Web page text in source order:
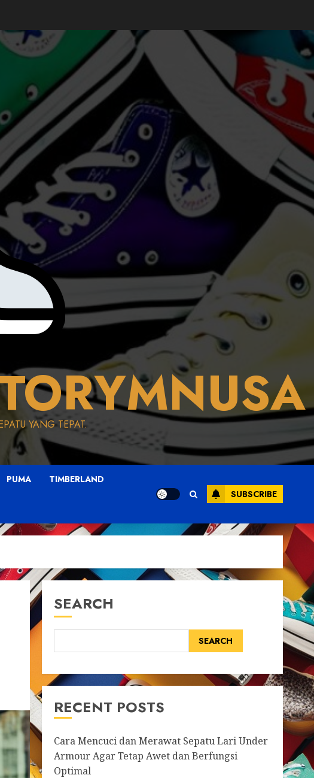
YANG TEPAT.
PUMA TIMBERLAND
SUBSCRIBE
SEARCH
SEARCH
RECENT POSTS
Cara Mencuci dan Merawat Sepatu Lari Under
Armour Agar Tetap Awet dan Berfungsi
Optimal